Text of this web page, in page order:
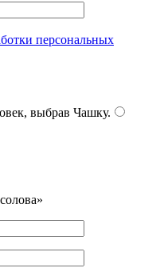
персональных
выбрав Чашку.